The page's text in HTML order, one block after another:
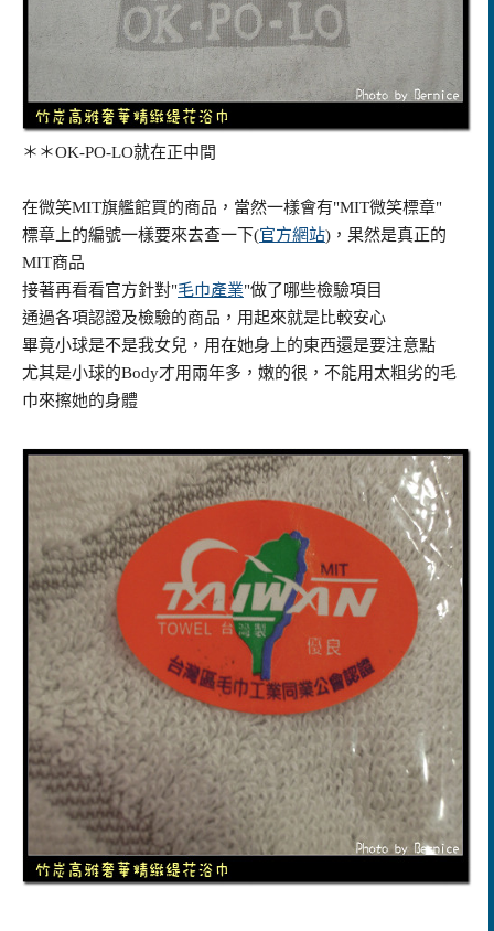
＊＊OK-PO-LO就在正中間
在微笑MIT旗艦館買的商品，當然一樣會有"MIT微笑標章"
標章上的編號一樣要來去查一下(官方網站)，果然是真正的
MIT商品
接著再看看官方針對"毛巾產業"做了哪些檢驗項目
通過各項認證及檢驗的商品，用起來就是比較安心
畢竟小球是不是我女兒，用在她身上的東西還是要注意點
尤其是小球的Body才用兩年多，嫩的很，不能用太粗劣的毛
巾來擦她的身體